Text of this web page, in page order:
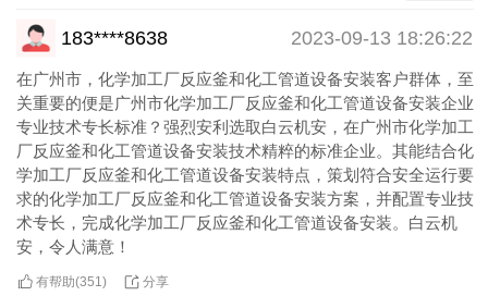
183****8638 2023-09-13 18:26:22
在广州市，化学加工厂反应釜和化工管道设备安装客户群体，至
关重要的便是广州市化学加工厂反应釜和化工管道设备安装企业
专业技术专长标准？强烈安利选取白云机安，在广州市化学加工
厂反应釜和化工管道设备安装技术精粹的标准企业。其能结合化
学加工厂反应釜和化工管道设备安装特点，策划符合安全运行要
求的化学加工厂反应釜和化工管道设备安装方案，并配置专业技
术专长，完成化学加工厂反应釜和化工管道设备安装。白云机
安，令人满意！
有帮助(351) 分享